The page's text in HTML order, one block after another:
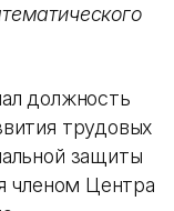
должность
трудовых
защиты
членом Центра